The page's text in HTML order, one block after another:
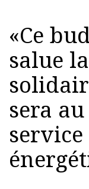
«Ce
salue
sera